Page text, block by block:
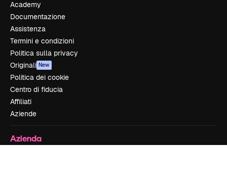
Academy
Documentazione
Assistenza
Termini e condizioni
Politica sulla privacy
Originali New
Politica dei cookie
Centro di fiducia
Affiliati
Aziende
Azienda